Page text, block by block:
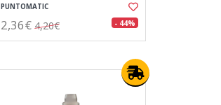
PUNTOMATIC
2,36€ 4,20€ - 44%